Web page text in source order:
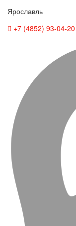
Ярославль
+7 (4852) 93-04-20